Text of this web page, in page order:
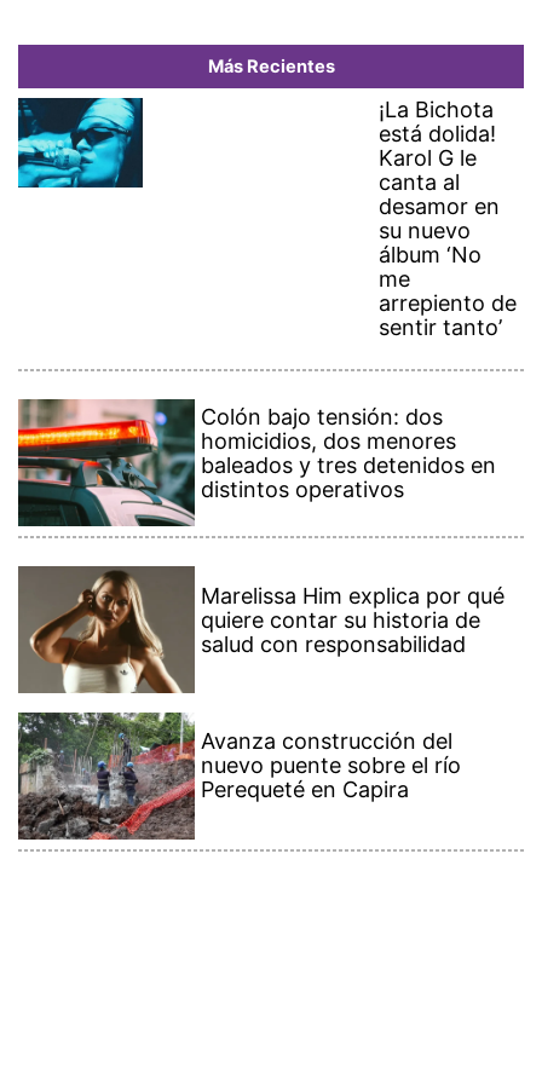
Más Recientes
¡La Bichota
está dolida!
Karol G le
canta al
desamor en
su nuevo
álbum ‘No
me
arrepiento de
sentir tanto’
Colón bajo tensión: dos
homicidios, dos menores
baleados y tres detenidos en
distintos operativos
Marelissa Him explica por qué
quiere contar su historia de
salud con responsabilidad
Avanza construcción del
nuevo puente sobre el río
Perequeté en Capira